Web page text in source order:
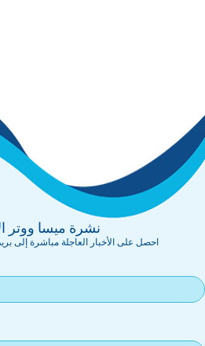
نشرة ميسا ووتر
احصل على الأخبار العاجلة مباشرة إلى